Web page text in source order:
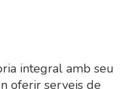
integral amb seu
oferir serveis de